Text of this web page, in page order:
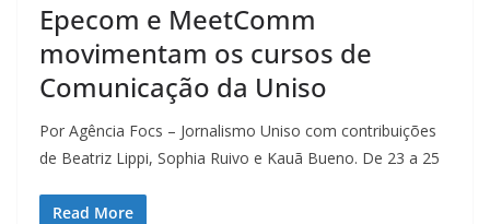
Epecom e MeetComm
movimentam os cursos de
Comunicação da Uniso
Por Agência Focs – Jornalismo Uniso com contribuições
de Beatriz Lippi, Sophia Ruivo e Kauã Bueno. De 23 a 25
Read More